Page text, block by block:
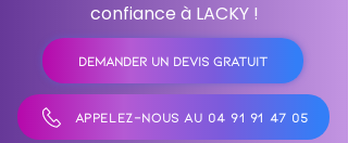
confiance à LACKY !
DEMANDER UN DEVIS GRATUIT
APPELEZ-NOUS AU 04 91 91 47 05